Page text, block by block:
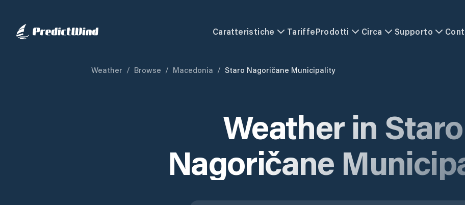
Caratteristiche TariffeProdotti Circa Supporto
Weather / Browse / Macedonia / Staro Nagoričane Municipality
Weather in Staro
Nagoričane